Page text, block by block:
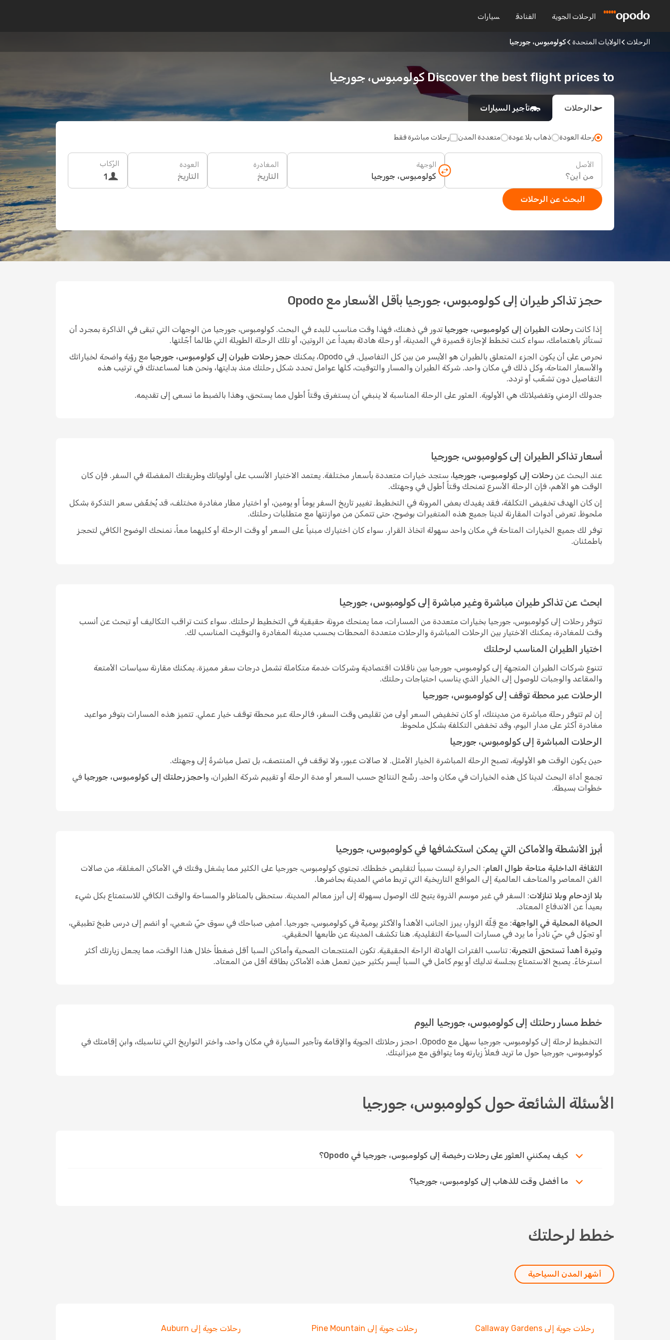
الرحلات الجوية الفنادق سيارات
الرحلات الولايات المتحدة كولومبوس، جورجيا
Discover the best flight prices to كولومبوس، جورجيا
الرحلات تأجير السيارات
رحلة العودة ذهاب بلا عودة متعددة المدن رحلات مباشرة فقط
الأصل الوجهة المغادرة
التاريخ
العودة
التاريخ
الرُكاب
1
البحث عن الرحلات
حجز تذاكر طيران إلى كولومبوس، جورجيا بأقل الأسعار مع Opodo
إذا كانت رحلات الطيران إلى كولومبوس، جورجيا تدور في ذهنك، فهذا وقت مناسب للبدء في البحث. كولومبوس، جورجيا من الوجهات التي تبقى في الذاكرة بمجرد أن
تستأثر باهتمامك، سواء كنت تخطط لإجازة قصيرة في المدينة، أو رحلة هادئة بعيداً عن الروتين، أو تلك الرحلة الطويلة التي طالما أجّلتها.
نحرص على أن يكون الجزء المتعلق بالطيران هو الأيسر من بين كل التفاصيل. في Opodo، يمكنك
حجز رحلات طيران إلى كولومبوس، جورجيا مع رؤية واضحة لخياراتك
والأسعار المتاحة، وكل ذلك في مكان واحد. شركة الطيران والمسار والتوقيت، كلها عوامل تحدد شكل رحلتك منذ بدايتها، ونحن هنا لمساعدتك في ترتيب هذه
التفاصيل دون تشعّب أو تردد.
جدولك الزمني وتفضيلاتك هي الأولوية. العثور على الرحلة المناسبة لا ينبغي أن يستغرق وقتاً أطول مما يستحق، وهذا بالضبط ما نسعى إلى تقديمه.
أسعار تذاكر الطيران إلى كولومبوس، جورجيا
عند البحث عن رحلات إلى كولومبوس، جورجيا، ستجد خيارات متعددة بأسعار مختلفة. يعتمد الاختيار الأنسب على أولوياتك وطريقتك المفضلة في السفر. فإن كان
الوقت هو الأهم، فإن الرحلة الأسرع تمنحك وقتاً أطول في وجهتك.
إن كان الهدف تخفيض التكلفة، فقد يفيدك بعض المرونة في التخطيط. تغيير تاريخ السفر يوماً أو يومين، أو اختيار مطار مغادرة مختلف، قد يُخفّض سعر التذكرة بشكل
ملحوظ. تعرض أدوات المقارنة لدينا جميع هذه المتغيرات بوضوح، حتى تتمكن من موازنتها مع متطلبات رحلتك.
توفر لك جميع الخيارات المتاحة في مكان واحد سهولة اتخاذ القرار. سواء كان اختيارك مبنياً على السعر أو وقت الرحلة أو كليهما معاً، نمنحك الوضوح الكافي لتحجز
باطمئنان.
ابحث عن تذاكر طيران مباشرة وغير مباشرة إلى كولومبوس، جورجيا
تتوفر رحلات إلى كولومبوس، جورجيا بخيارات متعددة من المسارات، مما يمنحك مرونة حقيقية في التخطيط لرحلتك. سواء كنت تراقب التكاليف أو تبحث عن أنسب
وقت للمغادرة، يمكنك الاختيار بين الرحلات المباشرة والرحلات متعددة المحطات بحسب مدينة المغادرة والتوقيت المناسب لك.
اختيار الطيران المناسب لرحلتك
تتنوع شركات الطيران المتجهة إلى كولومبوس، جورجيا بين ناقلات اقتصادية وشركات خدمة متكاملة تشمل درجات سفر مميزة. يمكنك مقارنة سياسات الأمتعة
والمقاعد والوجبات للوصول إلى الخيار الذي يناسب احتياجات رحلتك.
الرحلات عبر محطة توقف إلى كولومبوس، جورجيا
إن لم تتوفر رحلة مباشرة من مدينتك، أو كان تخفيض السعر أولى من تقليص وقت السفر، فالرحلة عبر محطة توقف خيار عملي. تتميز هذه المسارات بتوفر مواعيد
مغادرة أكثر على مدار اليوم، وقد تخفض التكلفة بشكل ملحوظ.
الرحلات المباشرة إلى كولومبوس، جورجيا
حين يكون الوقت هو الأولوية، تصبح الرحلة المباشرة الخيار الأمثل. لا صالات عبور، ولا توقف في المنتصف، بل تصل مباشرةً إلى وجهتك.
تجمع أداة البحث لدينا كل هذه الخيارات في مكان واحد. رشّح النتائج حسب السعر أو مدة الرحلة أو تقييم شركة الطيران، واحجز رحلتك إلى كولومبوس، جورجيا في
خطوات بسيطة.
أبرز الأنشطة والأماكن التي يمكن استكشافها في كولومبوس، جورجيا
الثقافة الداخلية متاحة طوال العام: الحرارة ليست سبباً لتقليص خططك. تحتوي كولومبوس، جورجيا على الكثير مما يشغل وقتك في الأماكن المغلقة، من صالات
الفن المعاصر والمتاحف العالمية إلى المواقع التاريخية التي تربط ماضي المدينة بحاضرها.
بلا ازدحام وبلا تنازلات: السفر في غير موسم الذروة يتيح لك الوصول بسهولة إلى أبرز معالم المدينة. ستحظى بالمناظر والمساحة والوقت الكافي للاستمتاع بكل شيء
بعيداً عن الاندفاع المعتاد.
الحياة المحلية في الواجهة: مع قِلّة الزوار، يبرز الجانب الأهدأ والأكثر يوميةً في كولومبوس، جورجيا. أمضِ صباحك في سوق حيّ شعبي، أو انضم إلى درس طبخ تطبيقي،
أو تجوّل في حيّ نادراً ما يرد في مسارات السياحة التقليدية. هنا تكشف المدينة عن طابعها الحقيقي.
وتيرة أهدأ تستحق التجربة: تناسب الفترات الهادئة الراحة الحقيقية. تكون المنتجعات الصحية وأماكن السبا أقل ضغطاً خلال هذا الوقت، مما يجعل زيارتك أكثر
استرخاءً. يصبح الاستمتاع بجلسة تدليك أو يوم كامل في السبا أيسر بكثير حين تعمل هذه الأماكن بطاقة أقل من المعتاد.
خطط مسار رحلتك إلى كولومبوس، جورجيا اليوم
التخطيط لرحلة إلى كولومبوس، جورجيا سهل مع Opodo. احجز رحلاتك الجوية والإقامة وتأجير السيارة في مكان واحد، واختر التواريخ التي تناسبك، وابنِ إقامتك في
كولومبوس، جورجيا حول ما تريد فعلاً زيارته وما يتوافق مع ميزانيتك.
الأسئلة الشائعة حول كولومبوس، جورجيا
كيف يمكنني العثور على رحلات رخيصة إلى كولومبوس، جورجيا في Opodo؟
ما أفضل وقت للذهاب إلى كولومبوس، جورجيا؟
خطط لرحلتك
أشهر المدن السياحية
رحلات جوية إلى Callaway Gardens رحلات جوية إلى Pine Mountain رحلات جوية إلى Auburn